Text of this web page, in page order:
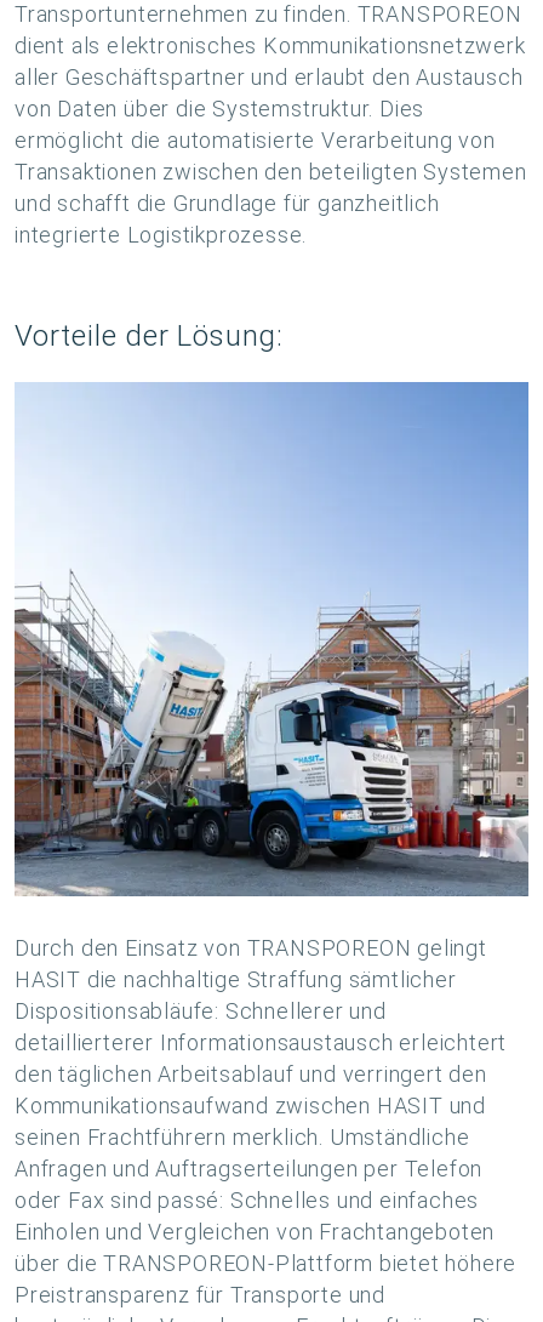
Transportunternehmen zu finden. TRANSPOREON
dient als elektronisches Kommunikationsnetzwerk
aller Geschäftspartner und erlaubt den Austausch
von Daten über die Systemstruktur. Dies
ermöglicht die automatisierte Verarbeitung von
Transaktionen zwischen den beteiligten Systemen
und schafft die Grundlage für ganzheitlich
integrierte Logistikprozesse.
Vorteile der Lösung:
Durch den Einsatz von TRANSPOREON gelingt
HASIT die nachhaltige Straffung sämtlicher
Dispositionsabläufe: Schnellerer und
detaillierterer Informationsaustausch erleichtert
den täglichen Arbeitsablauf und verringert den
Kommunikationsaufwand zwischen HASIT und
seinen Frachtführern merklich. Umständliche
Anfragen und Auftragserteilungen per Telefon
oder Fax sind passé: Schnelles und einfaches
Einholen und Vergleichen von Frachtangeboten
über die TRANSPOREON-Plattform bietet höhere
Preistransparenz für Transporte und